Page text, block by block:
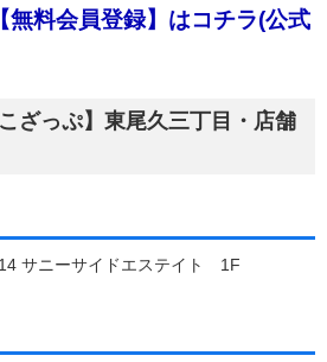
無料会員登録】はコチラ(公式
ざっぷ】東尾久三丁目・店舗
サニーサイドエステイト 1F